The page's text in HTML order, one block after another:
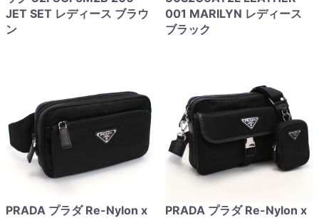
JET SET レディース ブラウ
ン
001 MARILYN レディース
ブラック
PRADA プラダ Re-Nylon x
PRADA プラダ Re-Nylon x